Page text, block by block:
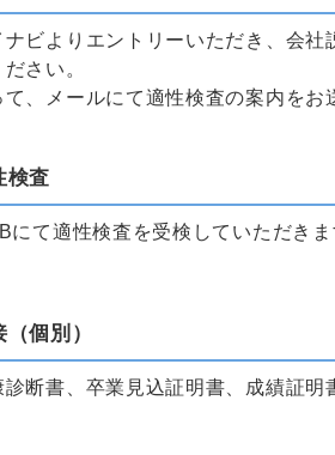
ナビよりエントリーいただき、会
さい。
て、メールにて適性検査の案内を
検査
にて適性検査を受検していただき
個別）
診断書、卒業見込証明書、成績証